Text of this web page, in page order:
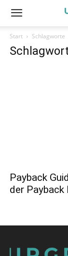
Start Schlagworte
Payback
der Payback